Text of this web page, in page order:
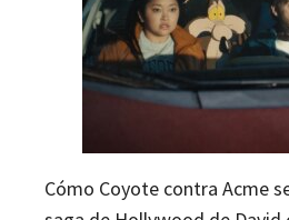
Cómo Coyote contra Acme